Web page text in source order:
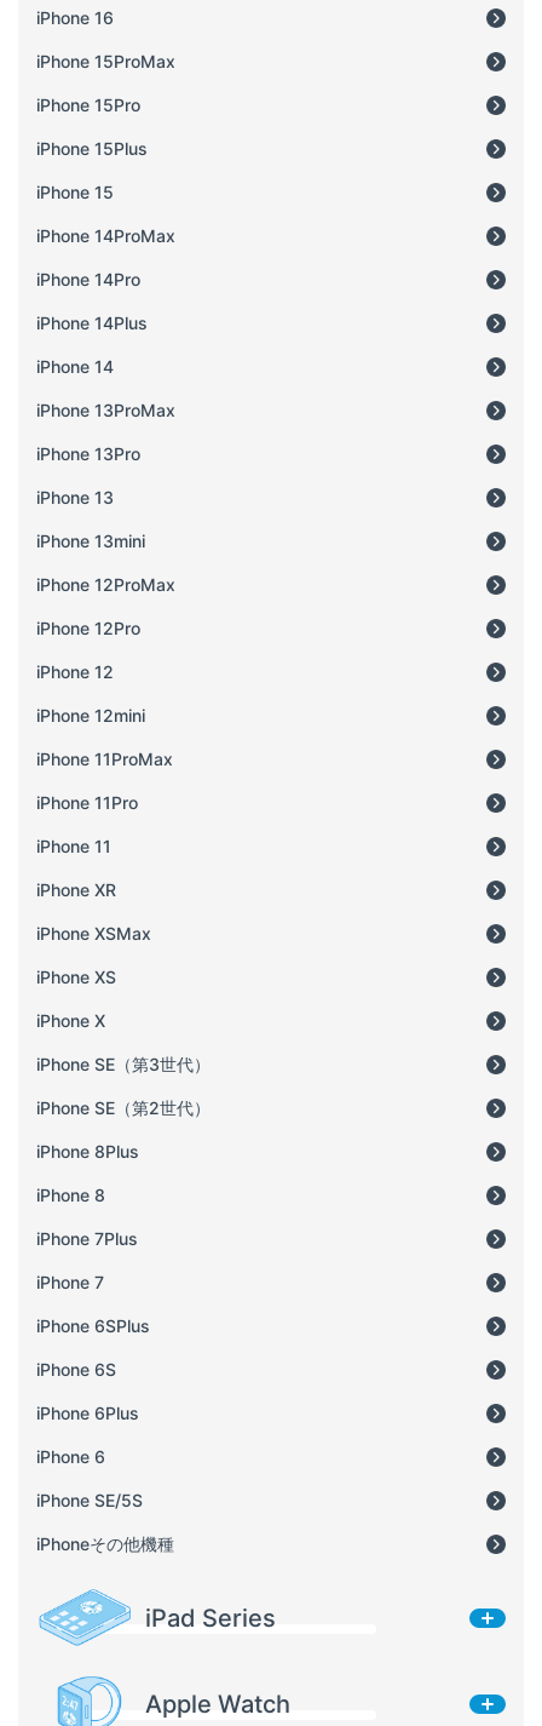
iPhone 16
iPhone 15ProMax
iPhone 15Pro
iPhone 15Plus
iPhone 15
iPhone 14ProMax
iPhone 14Pro
iPhone 14Plus
iPhone 14
iPhone 13ProMax
iPhone 13Pro
iPhone 13
iPhone 13mini
iPhone 12ProMax
iPhone 12Pro
iPhone 12
iPhone 12mini
iPhone 11ProMax
iPhone 11Pro
iPhone 11
iPhone XR
iPhone XSMax
iPhone XS
iPhone X
iPhone SE（第3世代）
iPhone SE（第2世代）
iPhone 8Plus
iPhone 8
iPhone 7Plus
iPhone 7
iPhone 6SPlus
iPhone 6S
iPhone 6Plus
iPhone 6
iPhone SE/5S
iPhoneその他機種
iPad Series
Apple Watch